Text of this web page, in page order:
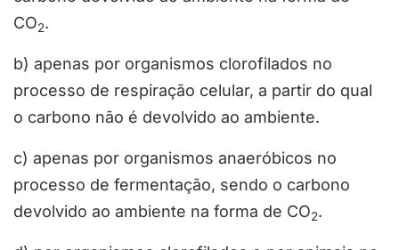
CO2.
b) apenas por organismos clorofilados no
processo de respiração celular, a partir do qual
o carbono não é devolvido ao ambiente.
c) apenas por organismos anaeróbicos no
processo de fermentação, sendo o carbono
devolvido ao ambiente na forma de CO2.